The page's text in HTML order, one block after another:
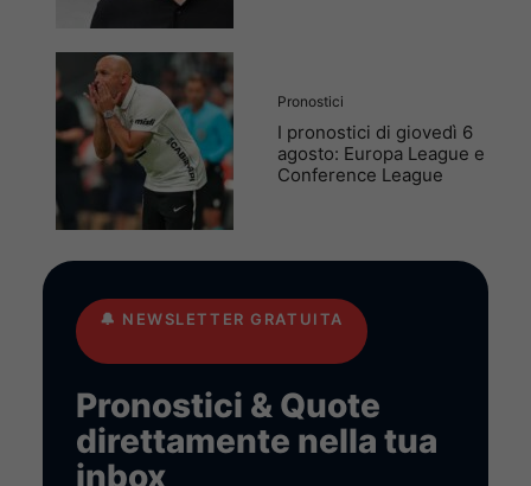
Pronostici
I pronostici di giovedì 6
agosto: Europa League e
Conference League
🔔 NEWSLETTER GRATUITA
Pronostici & Quote
direttamente nella tua
inbox